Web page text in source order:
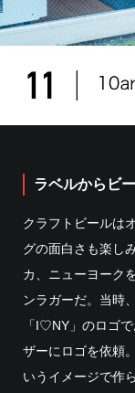
ラベルからビ
クラフトビールは
グの面白さも楽し
カ、ニューヨーク
ンラガーだ。当時
「I♡NY」のロゴ
ザーにロゴを依頼
いうイメージで作